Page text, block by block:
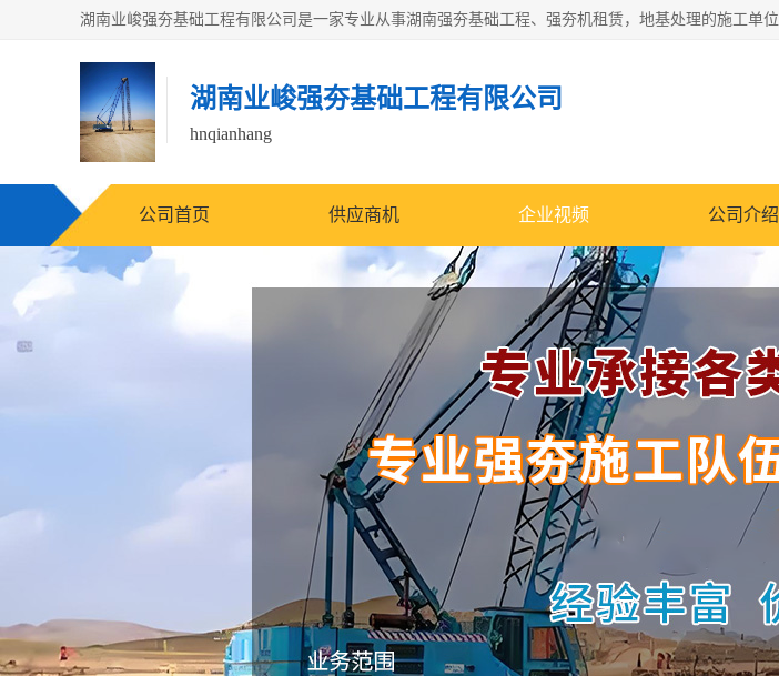
湖南业峻强夯基础工程有限公司
hnqianhang
公司首页 供应商机 企业视频 公司介绍